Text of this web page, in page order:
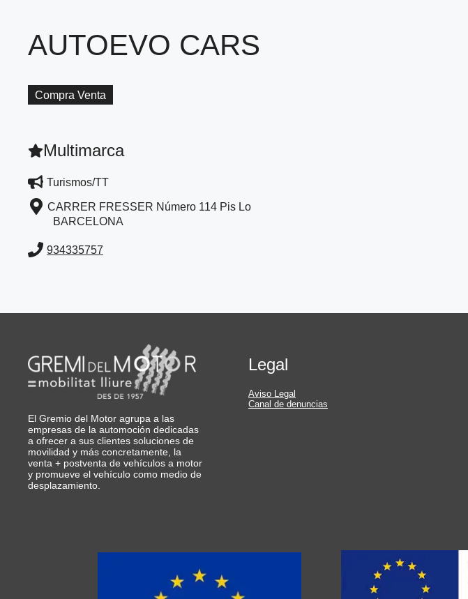
AUTOEVO CARS
Compra Venta
Multimarca
Turismos/TT
CARRER FRESSER Número 114 Pis Lo
BARCELONA
934335757
El Gremio del Motor agrupa a las
empresas de la automoción dedicadas
a ofrecer a sus clientes soluciones de
movilidad y más concretamente, la
venta + postventa de vehículos a motor
y promueve el vehículo como medio de
desplazamiento.
Legal
Aviso Legal
Canal de denuncias